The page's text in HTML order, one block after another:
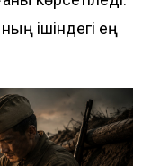
ішіндегі ең